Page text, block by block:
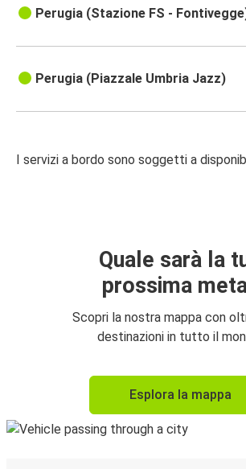
Perugia (Stazione FS -
Perugia (Piazzale Umbria Jazz)
I servizi a bordo sono soggetti a
Quale sarà la
prossima
Scopri la nostra mappa con
destinazioni in tutto il
Esplora la mappa